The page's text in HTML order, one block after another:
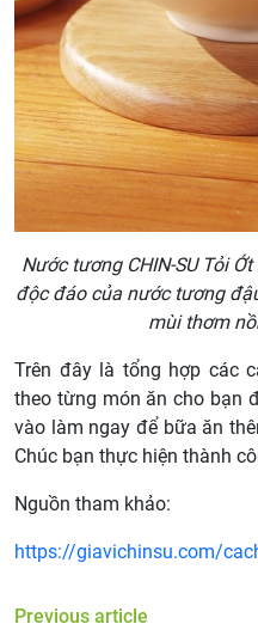
Nước tương CHIN-SU Tỏi
độc đáo của nước tương
mùi thơm
Trên đây là tổng hợp các
theo từng món ăn cho bạn
vào làm ngay để bữa ăn
Chúc bạn thực hiện thành
Nguồn tham khảo:
https://giavichinsu.com/
Previous article